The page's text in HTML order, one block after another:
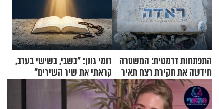
התפתחות דרמטית: המשטרה
חידשה את חקירת רצח תאיר
ראדה
רומי גונן: "בשבי, בשישי בערב,
קראתי את שיר השירים"